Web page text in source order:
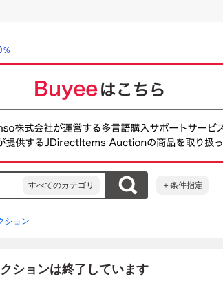
すべてのカテゴリ ＋条件指定
ション
ションは終了しています